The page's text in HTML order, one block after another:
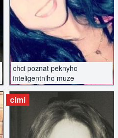
chci poznat peknyho
inteligentniho muze
ZOBRAZIT INZERÁT
cimi